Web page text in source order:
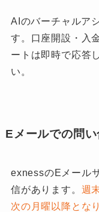
AIのバーチャルア
す。口座開設・入
ートは即時で応答
い。
Eメールでの問
exnessのEメール
信があります。 週
次の月曜以降とな